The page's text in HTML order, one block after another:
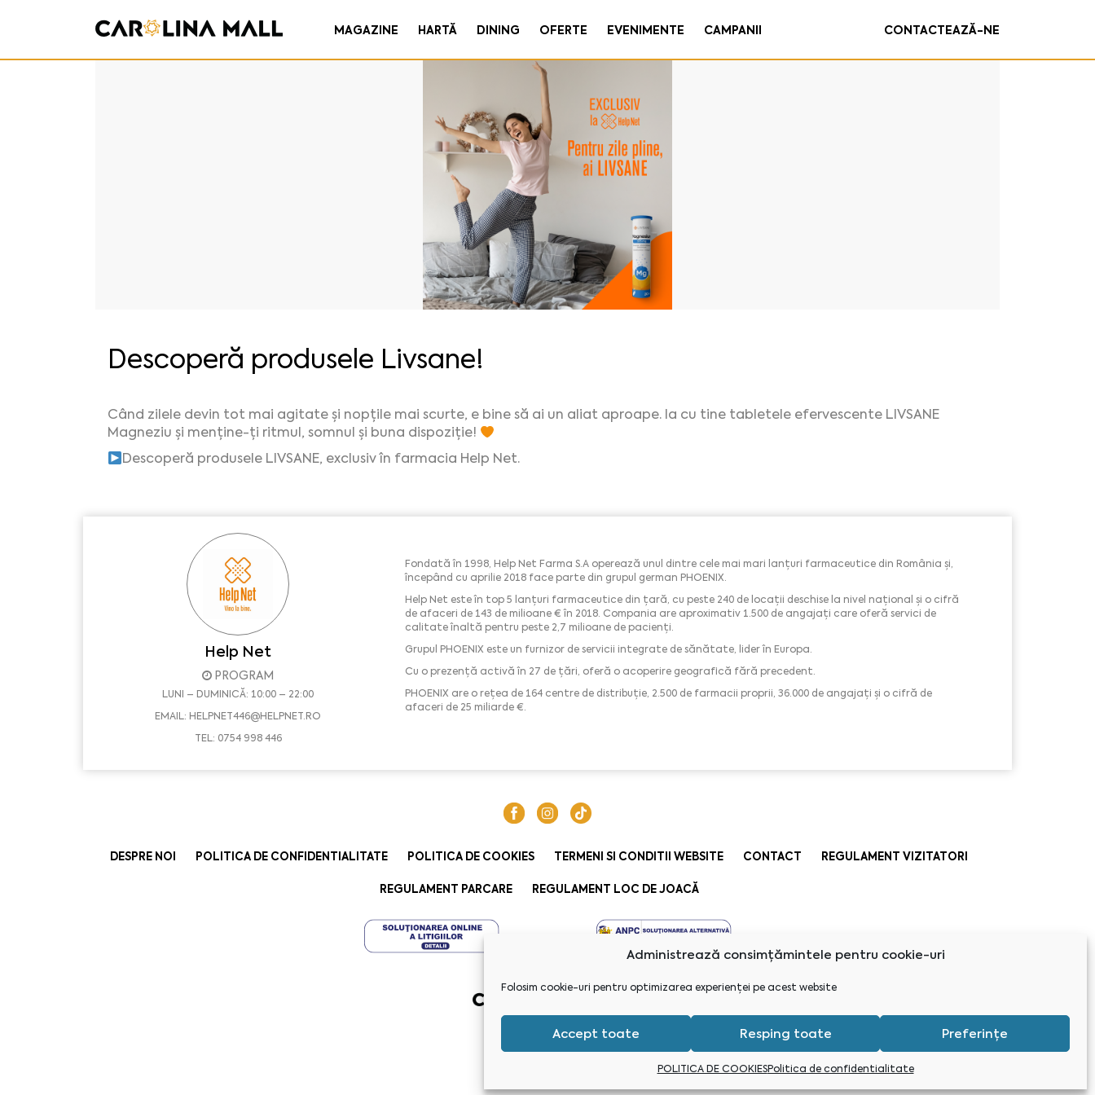
Administrează consimțămintele pentru cookie-uri
Folosim cookie-uri pentru optimizarea experienței pe acest website
Accept toate Resping toate Preferințe
POLITICA DE COOKIESPolitica de confidentialitate
MAGAZINE HARTĂ DINING OFERTE EVENIMENTE CAMPANII CONTACTEAZĂ-NE
Descoperă produsele Livsane!
Când zilele devin tot mai agitate și nopțile mai scurte, e bine să ai un aliat aproape. Ia cu tine tabletele efervescente LIVSANE
Magneziu și menține-ți ritmul, somnul și buna dispoziție!
Descoperă produsele LIVSANE, exclusiv în farmacia Help Net.
Help Net
PROGRAM
LUNI – DUMINICĂ: 10:00 – 22:00
EMAIL: HELPNET446@HELPNET.RO
TEL: 0754 998 446
Fondată în 1998, Help Net Farma S.A operează unul dintre cele mai mari lanțuri farmaceutice din România și,
începând cu aprilie 2018 face parte din grupul german PHOENIX.
Help Net este în top 5 lanțuri farmaceutice din țară, cu peste 240 de locații deschise la nivel național și o cifră
de afaceri de 143 de milioane € în 2018. Compania are aproximativ 1.500 de angajați care oferă servici de
calitate înaltă pentru peste 2,7 milioane de pacienți.
Grupul PHOENIX este un furnizor de servicii integrate de sănătate, lider în Europa.
Cu o prezență activă în 27 de țări, oferă o acoperire geografică fără precedent.
PHOENIX are o rețea de 164 centre de distribuție, 2.500 de farmacii proprii, 36.000 de angajați și o cifră de
afaceri de 25 miliarde €.
DESPRE NOI POLITICA DE CONFIDENTIALITATE POLITICA DE COOKIES TERMENI SI CONDITII WEBSITE CONTACT REGULAMENT VIZITATORI
REGULAMENT PARCARE REGULAMENT LOC DE JOACĂ